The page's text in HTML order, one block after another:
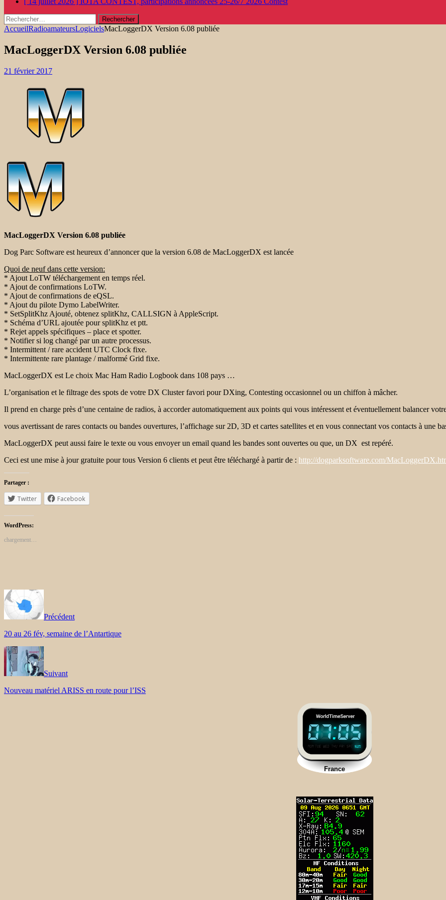
Rechercher :
AccueilRadioamateursLogicielsMacLoggerDX Version 6.08 publiée
MacLoggerDX Version 6.08 publiée
21 février 2017
MacLoggerDX Version 6.08 publiée
Dog Parc Software est heureux d’annoncer que la version 6.08 de MacLoggerDX est lancée
Quoi de neuf dans cette version:
* Ajout LoTW téléchargement en temps réel.
* Ajout de confirmations LoTW.
* Ajout de confirmations de eQSL.
* Ajout du pilote Dymo LabelWriter.
* SetSplitKhz Ajouté, obtenez splitKhz, CALLSIGN à AppleScript.
* Schéma d’URL ajoutée pour splitKhz et ptt.
* Rejet appels spécifiques – place et spotter.
* Notifier si log changé par un autre processus.
* Intermittent / rare accident UTC Clock fixe.
* Intermittente rare plantage / malformé Grid fixe.
MacLoggerDX est Le choix Mac Ham Radio Logbook dans 108 pays …
L’organisation et le filtrage des spots de votre DX Cluster favori pour DXing, Contesting occasionnel ou un chiffon à mâcher.
Il prend en charge près d’une centaine de radios, à accorder automatiquement aux points qui vous intéressent et éventuellement balancer
vous avertissant de rares contacts ou bandes ouvertures, l’affichage sur 2D, 3D et cartes satellites et en vous connectant vos contacts à une
MacLoggerDX peut aussi faire le texte ou vous envoyer un email quand les bandes sont ouvertes ou que, un DX est repéré.
Ceci est une mise à jour gratuite pour tous Version 6 clients et peut être téléchargé à partir de : http://dogparksoftware.com/
Partager :
Twitter Facebook
WordPress:
chargement…
Précédent
20 au 26 fév, semaine de l’Antartique
Suivant
Nouveau matériel ARISS en route pour l’ISS